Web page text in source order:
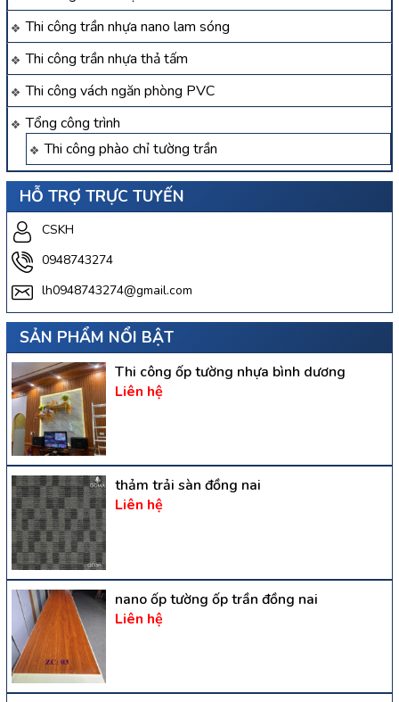
Thi công trần nhựa nano lam sóng
Thi công trần nhựa thả tấm
Thi công vách ngăn phòng PVC
Tổng công trình
Thi công phào chỉ tường trần
HỖ TRỢ TRỰC TUYẾN
CSKH
0948743274
lh0948743274@gmail.com
SẢN PHẨM NỔI BẬT
Thi công ốp tường nhựa bình dương
Liên hệ
thảm trải sàn đồng nai
Liên hệ
nano ốp tường ốp trần đồng nai
Liên hệ